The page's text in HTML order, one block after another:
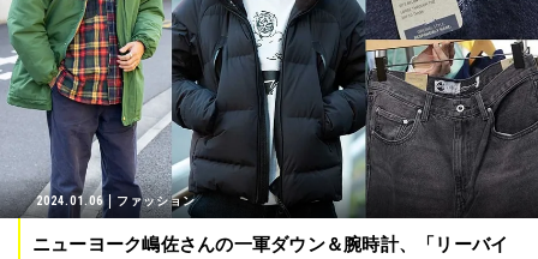
2024.01.06 ファッション
ニューヨーク嶋佐さんの一軍ダウン＆腕時計、「リーバイ